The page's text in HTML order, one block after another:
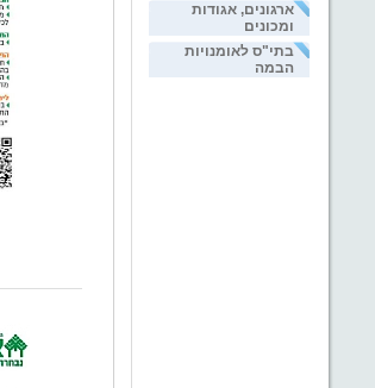
ארגונים, אגודות
ומכונים
בתי"ס לאומנויות
הבמה